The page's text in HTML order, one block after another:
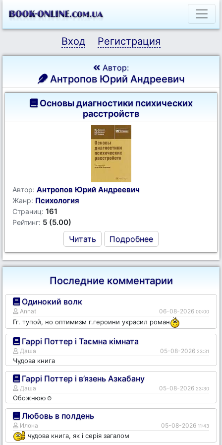
Вход Регистрация
Автор:
Антропов Юрий Андреевич
Основы диагностики психических
расстройств
Автор: Антропов Юрий Андреевич
Жанр: Психология
Страниц: 161
Рейтинг: 5 (5.00)
Читать Подробнее
Последние комментарии
Одинокий волк
Annat 06-08-2026 00:00
Гг. тупой, но оптимизм г.героини украсил роман
Гаррі Поттер і Таємна кімната
Даша 05-08-2026 23:31
Чудова книга
Гаррі Поттер і в’язень Азкабану
Даша 05-08-2026 23:30
Обожнюю☺️
Любовь в полдень
Илона 05-08-2026 11:43
чудова книга, як і серія загалом